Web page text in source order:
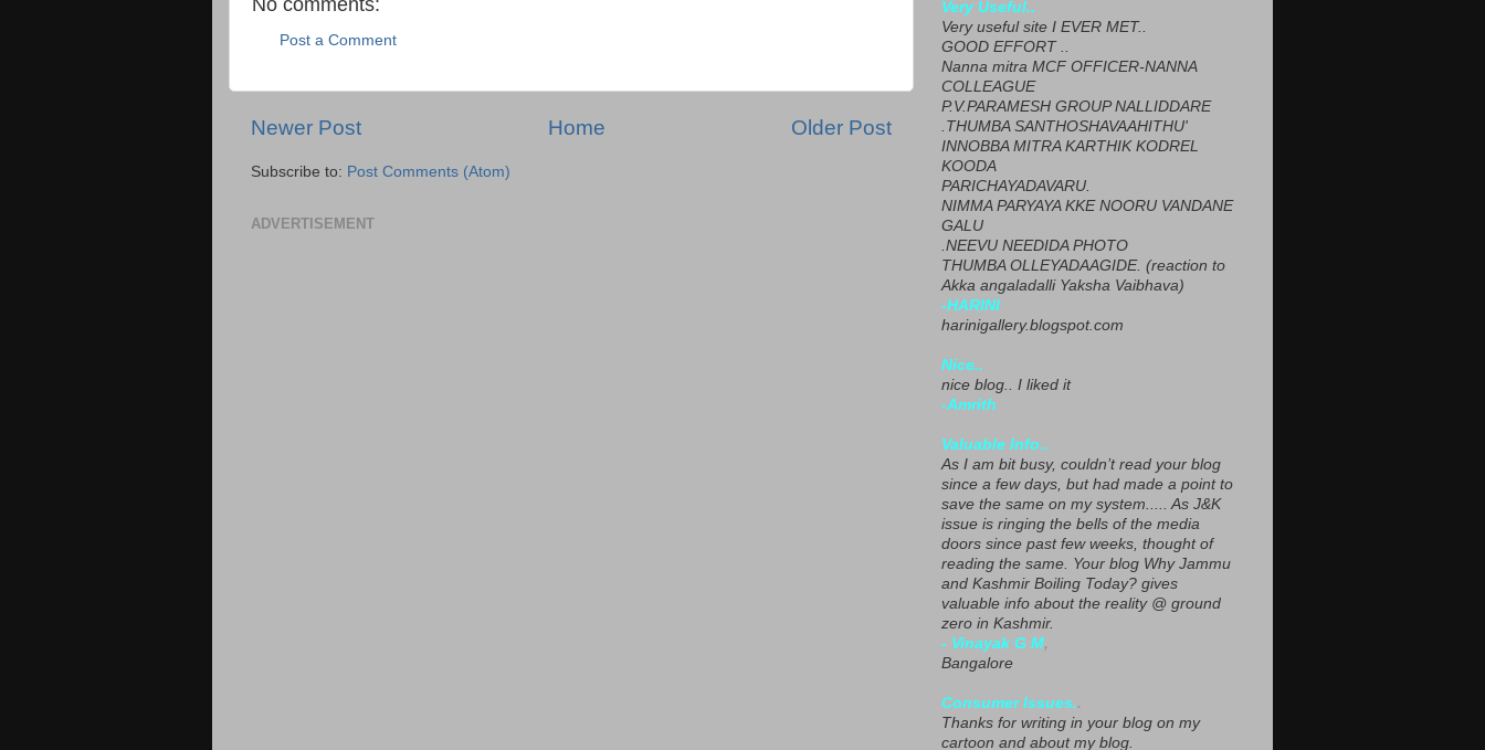
Post a Comment
Newer Post Older Post
Home
Subscribe to: Post Comments (Atom)
ADVERTISEMENT
Very Useful..
Very useful site I EVER MET..
GOOD EFFORT ..
Nanna mitra MCF OFFICER-NANNA
COLLEAGUE
P.V.PARAMESH GROUP NALLIDDARE
.THUMBA SANTHOSHAVAAHITHU'
INNOBBA MITRA KARTHIK KODREL
KOODA
PARICHAYADAVARU.
NIMMA PARYAYA KKE NOORU VANDANE
GALU
.NEEVU NEEDIDA PHOTO
THUMBA OLLEYADAAGIDE. (reaction to
Akka angaladalli Yaksha Vaibhava)
-HARINI
harinigallery.blogspot.com
Nice..
nice blog.. I liked it
-Amrith
Valuable Info..
As I am bit busy, couldn’t read your blog
since a few days, but had made a point to
save the same on my system..... As J&K
issue is ringing the bells of the media
doors since past few weeks, thought of
reading the same. Your blog Why Jammu
and Kashmir Boiling Today? gives
valuable info about the reality @ ground
zero in Kashmir.
- Vinayak G M,
Bangalore
Consumer Issues..
Thanks for writing in your blog on my
cartoon and about my blog.